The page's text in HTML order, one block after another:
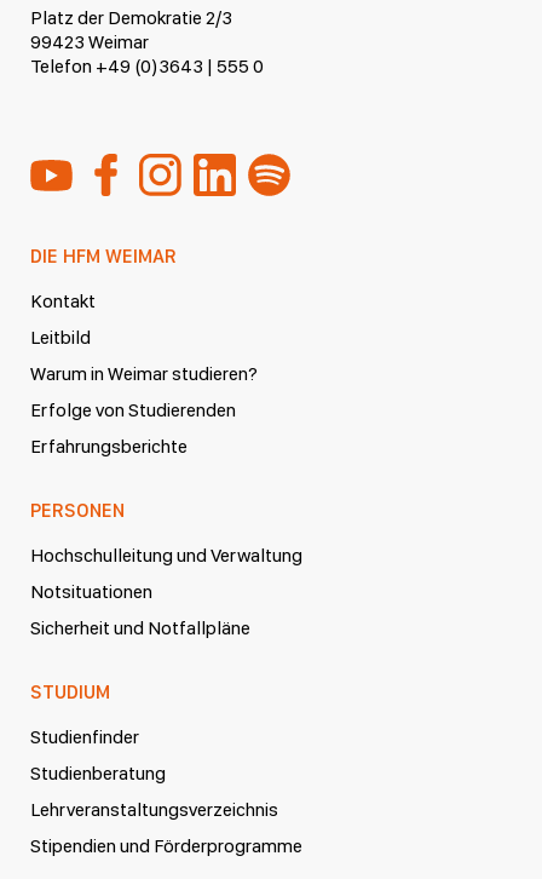
Platz der Demokratie 2/3
99423 Weimar
Telefon +49 (0)3643 | 555 0
DIE HFM WEIMAR
Kontakt
Leitbild
Warum in Weimar studieren?
Erfolge von Studierenden
Erfahrungsberichte
PERSONEN
Hochschulleitung und Verwaltung
Notsituationen
Sicherheit und Notfallpläne
STUDIUM
Studienfinder
Studienberatung
Lehrveranstaltungsverzeichnis
Stipendien und Förderprogramme